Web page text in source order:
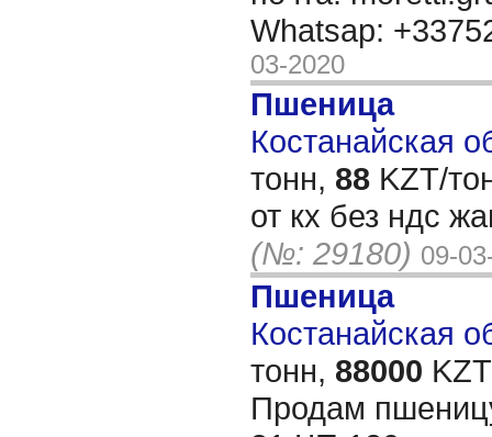
Whatsap:
03-2020
Пшеница
Костанайская
тонн, 88 KZT/
от кх без ндс
(№: 29180) 09-
Пшеница
Костанайская
тонн, 88000
Продам